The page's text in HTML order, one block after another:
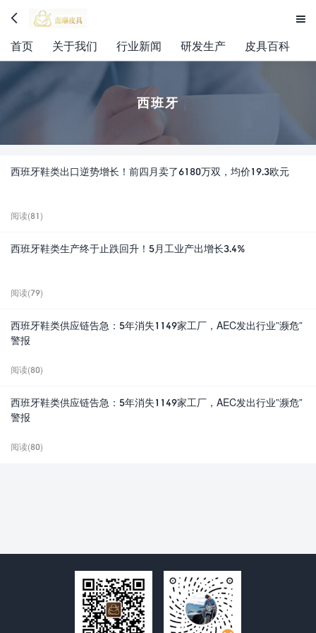
 
首页 关于我们 行业新闻 研发生产 皮具百科
西班牙
西班牙鞋类出口逆势增长！前四月卖了6180万双，均价19.3欧元
阅读(81)
西班牙鞋类生产终于止跌回升！5月工业产出增长3.4%
阅读(79)
西班牙鞋类供应链告急：5年消失1149家工厂，AEC发出行业”濒危”
警报
阅读(80)
西班牙鞋类供应链告急：5年消失1149家工厂，AEC发出行业”濒危”
警报
阅读(80)